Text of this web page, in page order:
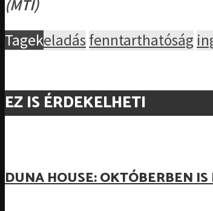
(MTI)
Tagekeladás fenntarthatóság
EZ IS ÉRDEKELHETI
DUNA HOUSE: OKTÓBERBEN